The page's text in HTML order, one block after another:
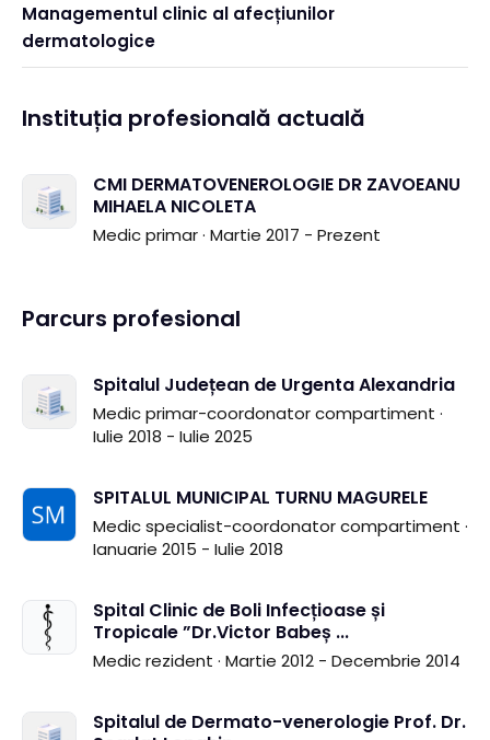
Managementul clinic al afecțiunilor
dermatologice
Instituția profesională actuală
CMI DERMATOVENEROLOGIE DR ZAVOEANU
MIHAELA NICOLETA
Medic primar · Martie 2017 - Prezent
Parcurs profesional
Spitalul Județean de Urgenta Alexandria
Medic primar-coordonator compartiment ·
Iulie 2018 - Iulie 2025
SPITALUL MUNICIPAL TURNU MAGURELE
Medic specialist-coordonator compartiment ·
Ianuarie 2015 - Iulie 2018
Spital Clinic de Boli Infecțioase și
Tropicale ”Dr.Victor Babeș ...
Medic rezident · Martie 2012 - Decembrie 2014
Spitalul de Dermato-venerologie Prof. Dr.